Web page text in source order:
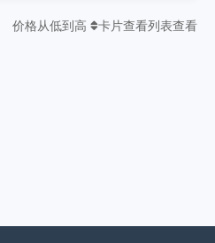
价格从低到高 卡片查看列表查看